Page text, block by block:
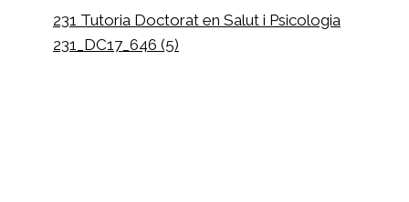
231 Tutoria Doctorat en Salut i Psicologia
231_DC17_646 (5)